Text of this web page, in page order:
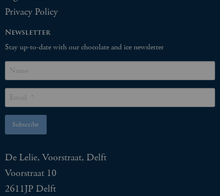
Privacy Policy
Newsletter
Stay up-to-date with our chocolate and ice newsletter
De Lelie, Voorstraat, Delft
Voorstraat 10
2611JP Delft